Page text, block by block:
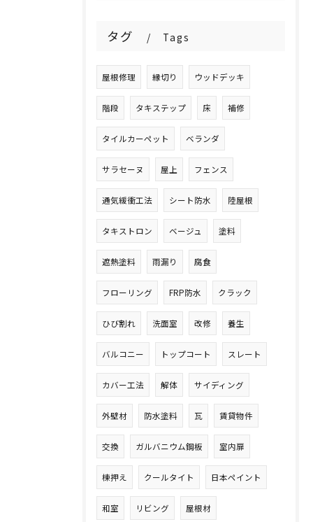
タグ Tags
屋根修理 縁切り ウッドデッキ
階段 タキステップ 床 補修
タイルカーペット ベランダ
サラセーヌ 屋上 フェンス
通気緩衝工法 シート防水 陸屋根
タキストロン ベージュ 塗料
遮熱塗料 雨漏り 腐食
フローリング FRP防水 クラック
ひび割れ 洗面室 改修 養生
バルコニー トップコート スレート
カバー工法 解体 サイディング
外壁材 防水塗料 瓦 賃貸物件
交換 ガルバニウム鋼板 室内扉
棟押え クールタイト 日本ペイント
和室 リビング 屋根材